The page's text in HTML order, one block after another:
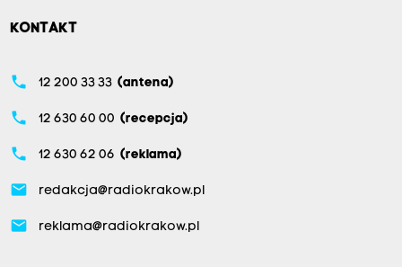
KONTAKT
phone 12 200 33 33 (antena)
phone 12 630 60 00 (recepcja)
phone 12 630 62 06 (reklama)
email redakcja@radiokrakow.pl
email reklama@radiokrakow.pl